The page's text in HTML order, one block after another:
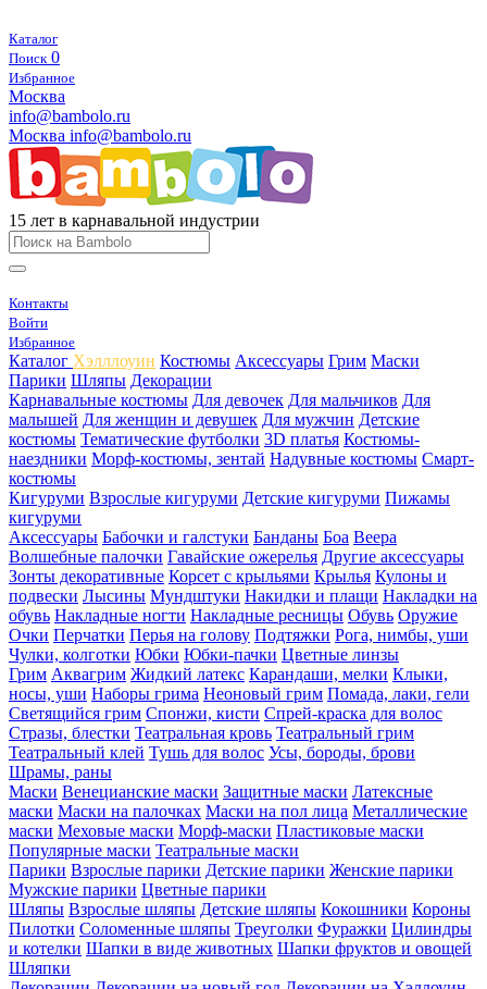
Каталог
Поиск 0
Избранное
Москва
info@bambolo.ru
Москва info@bambolo.ru
15 лет в карнавальной индустрии
Контакты
Войти
Избранное
Каталог Хэлллоуин Костюмы Аксессуары Грим Маски
Парики Шляпы Декорации
Карнавальные костюмы Для девочек Для мальчиков Для
малышей Для женщин и девушек Для мужчин Детские
костюмы Тематические футболки 3D платья Костюмы-
наездники Морф-костюмы, зентай Надувные костюмы Смарт-
костюмы
Кигуруми Взрослые кигуруми Детские кигуруми Пижамы
кигуруми
Аксессуары Бабочки и галстуки Банданы Боа Веера
Волшебные палочки Гавайские ожерелья Другие аксессуары
Зонты декоративные Корсет с крыльями Крылья Кулоны и
подвески Лысины Мундштуки Накидки и плащи Накладки на
обувь Накладные ногти Накладные ресницы Обувь Оружие
Очки Перчатки Перья на голову Подтяжки Рога, нимбы, уши
Чулки, колготки Юбки Юбки-пачки Цветные линзы
Грим Аквагрим Жидкий латекс Карандаши, мелки Клыки,
носы, уши Наборы грима Неоновый грим Помада, лаки, гели
Светящийся грим Спонжи, кисти Спрей-краска для волос
Стразы, блестки Театральная кровь Театральный грим
Театральный клей Тушь для волос Усы, бороды, брови
Шрамы, раны
Маски Венецианские маски Защитные маски Латексные
маски Маски на палочках Маски на пол лица Металлические
маски Меховые маски Морф-маски Пластиковые маски
Популярные маски Театральные маски
Парики Взрослые парики Детские парики Женские парики
Мужские парики Цветные парики
Шляпы Взрослые шляпы Детские шляпы Кокошники Короны
Пилотки Соломенные шляпы Треуголки Фуражки Цилиндры
и котелки Шапки в виде животных Шапки фруктов и овощей
Шляпки